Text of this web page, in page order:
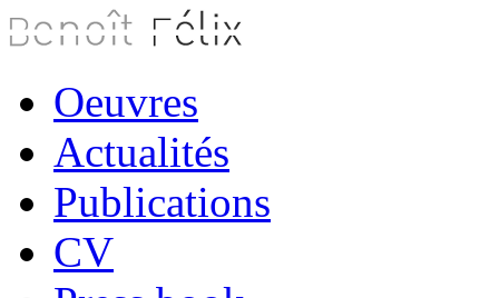
Oeuvres
Actualités
Publications
CV